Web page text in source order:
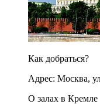
Как добраться?
Адрес: Москва,
О залах в Кремле